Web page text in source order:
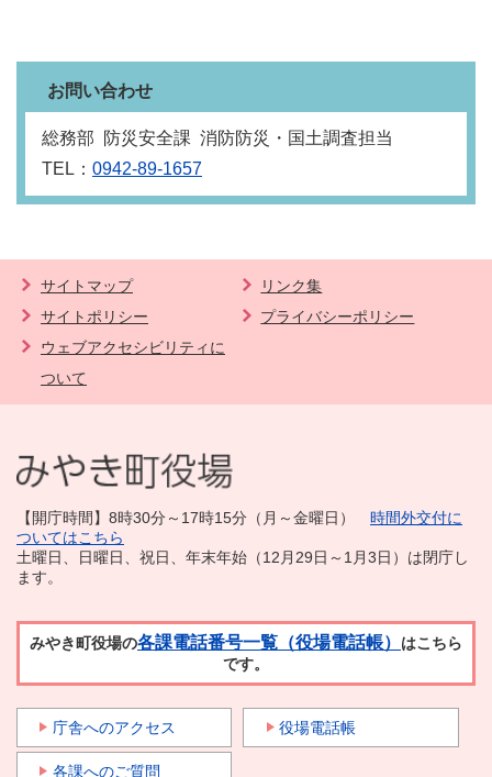
お問い合わせ
総務部 防災安全課 消防防災・国土調査担当
TEL： 0942-89-1657
サイトマップ
リンク集
サイトポリシー
プライバシーポリシー
ウェブアクセシビリティに
ついて
【開庁時間】8時30分～17時15分（月～金曜日） 時間外交付に
ついてはこちら
土曜日、日曜日、祝日、年末年始（12月29日～1月3日）は閉庁し
ます。
みやき町役場の各課電話番号一覧（役場電話帳） はこちら
です。
庁舎へのアクセス 役場電話帳
各課へのご質問